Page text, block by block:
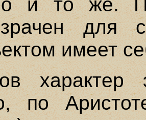
для
имеет
характер
по